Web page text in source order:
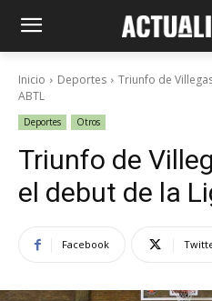
Inicio Deportes
Triunfo de
ABTL
Deportes Otros
Triunfo de
el debut de la
Facebook